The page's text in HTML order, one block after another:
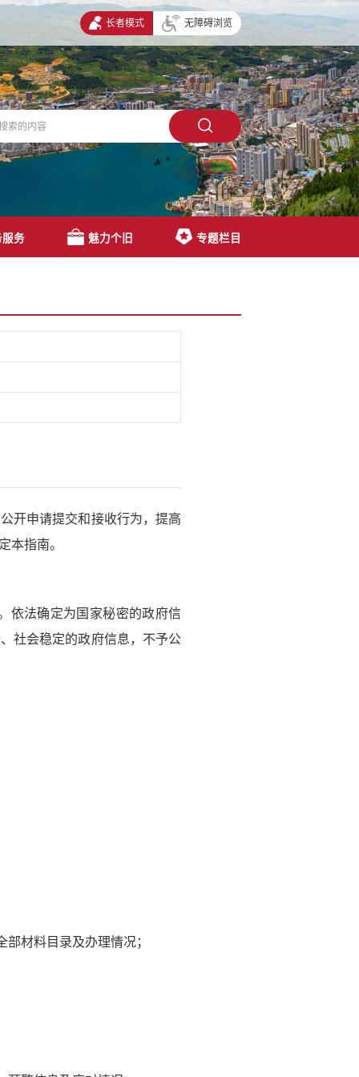
长者模式 无障碍浏览
服务 魅力个旧 专题栏目
开申请提交和接收行为，提高
本指南。
法确定为国家秘密的政府信
社会稳定的政府信息，不予公
材料目录及办理情况；